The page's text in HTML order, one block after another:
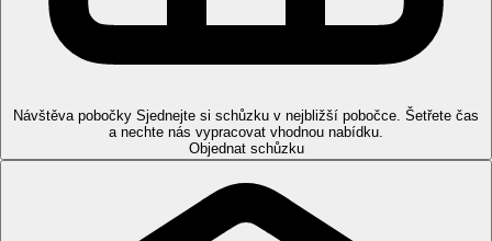
Vzdálenosti
60 km
8 km
Centrum města
Návštěva pobočky Sjednejte si schůzku v nejbližší pobočce. Šetřete čas
a nechte nás vypracovat vhodnou nabídku.
Objednat schůzku